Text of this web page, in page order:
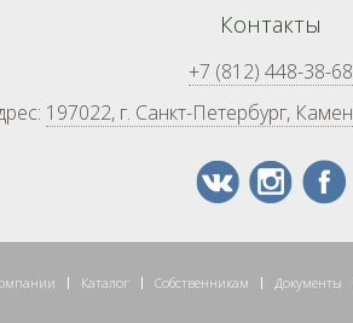
Контакты
+7 (812) 448-38-68
197022, г. Санкт-Петербург,
Каталог Собственникам Документы